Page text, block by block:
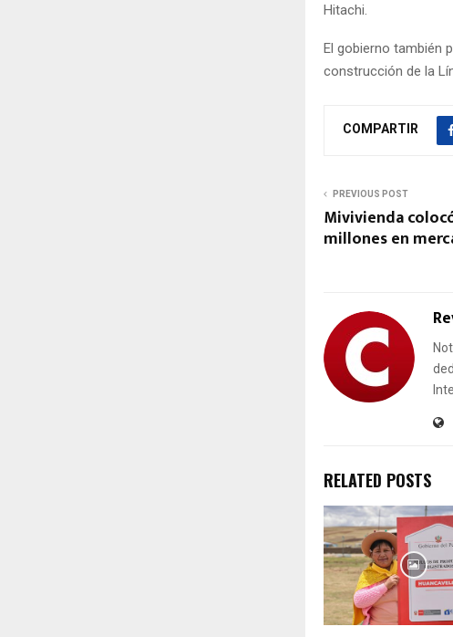
Hitachi.
El gobierno también
construcción de la
COMPARTIR
PREVIOUS POST
Mivivienda
millones en
RELATED POSTS